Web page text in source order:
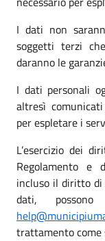
I dati non
soggetti terzi
daranno le
I dati personali
altresì
per espletare i
L’esercizio dei
Regolamento e
incluso il diritto di
dati,
trattamento come